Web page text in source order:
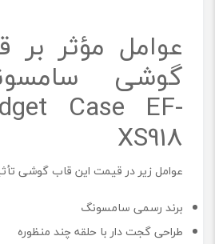
عوامل مؤثر
گوشی
Case EF-
XS918
عوامل زیر در قیمت این قاب گوشی
برند رسمی سامسونگ
طراحی گجت ‌دار با حلقه چند منظوره